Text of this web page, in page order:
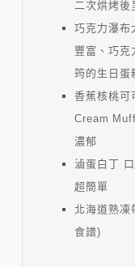
二次烘烤後
巧克力瀑布
豐富、巧克
筠的生日蛋
香蕉核桃可
Cream
濃郁
滷蛋白丁
超簡單
北海道熟凍
食譜)